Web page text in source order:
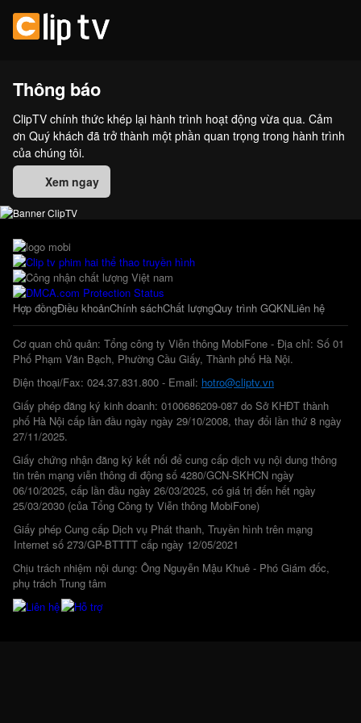
Thông báo
ClipTV chính thức khép lại hành trình hoạt động vừa qua. Cảm
ơn Quý khách đã trở thành một phần quan trọng trong hành trình
của chúng tôi.
Xem ngay
Hợp đồngĐiều khoảnChính sáchChất lượngQuy trình GQKNLiên hệ
Cơ quan chủ quản: Tổng công ty Viễn thông MobiFone - Địa chỉ: Số 01
Phố Phạm Văn Bạch, Phường Cầu Giấy, Thành phố Hà Nội.
Điện thoại/Fax: 024.37.831.800 - Email: hotro@cliptv.vn
Giấy phép đăng ký kinh doanh: 0100686209-087 do Sở KHĐT thành
phố Hà Nội cấp lần đầu ngày ngày 29/10/2008, thay đổi lần thứ 8 ngày
27/11/2025.
Giấy chứng nhận đăng ký kết nối để cung cấp dịch vụ nội dung thông
tin trên mạng viễn thông di động số 4280/GCN-SKHCN ngày
06/10/2025, cấp lần đầu ngày 26/03/2025, có giá trị đến hết ngày
25/03/2030 (của Tổng Công ty Viễn thông MobiFone)
Giấy phép Cung cấp Dịch vụ Phát thanh, Truyền hình trên mạng
Internet số 273/GP-BTTTT cấp ngày 12/05/2021
Chịu trách nhiệm nội dung: Ông Nguyễn Mậu Khuê - Phó Giám đốc,
phụ trách Trung tâm